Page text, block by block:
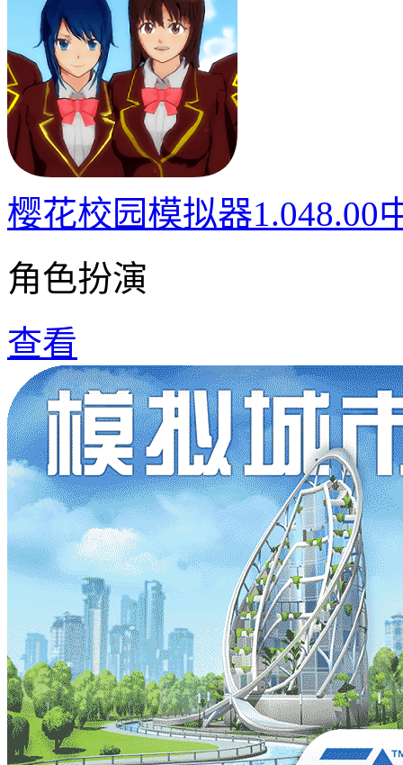
樱花校园模拟器1.048.00
角色扮演
查看